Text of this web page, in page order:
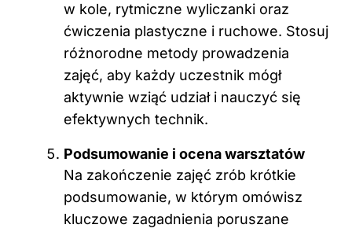
w kole, rytmiczne wyliczanki oraz
ćwiczenia plastyczne i ruchowe. Stosuj
różnorodne metody prowadzenia
zajęć, aby każdy uczestnik mógł
aktywnie wziąć udział i nauczyć się
efektywnych technik.
Podsumowanie i ocena warsztatów
Na zakończenie zajęć zrób krótkie
podsumowanie, w którym omówisz
kluczowe zagadnienia poruszane